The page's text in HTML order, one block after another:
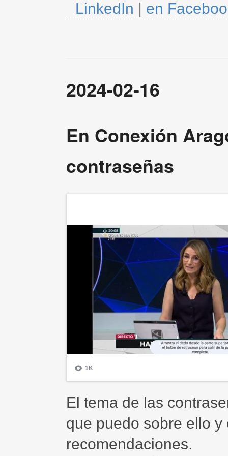
LinkedIn | en
2024-02-16
En Conexión
contraseñas
El tema de las
que puedo sobre ello
recomendaciones.